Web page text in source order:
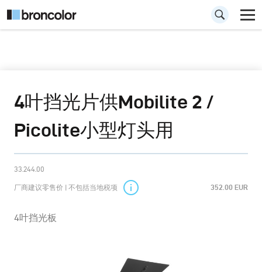
4叶挡光片供Mobilite 2 /
Picolite小型灯头用
33.244.00
厂商建议零售价 | 不包括当地税项 352.00 EUR
4叶挡光板